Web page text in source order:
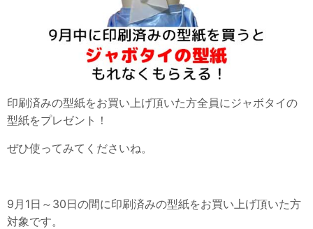
印刷済みの型紙をお買い上げ頂いた方全員にジャボタイの
型紙をプレゼント！
ぜひ使ってみてくださいね。
9月1日～30日の間に印刷済みの型紙をお買い上げ頂いた方
対象です。